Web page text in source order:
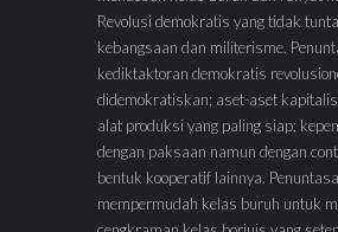
Revolusi demokratis yang tidak
kebangsaan dan militerisme.
kediktaktoran demokratis
didemokratiskan; aset-aset
alat produksi yang paling siap;
dengan paksaan namun dengan
bentuk kooperatif lainnya.
mempermudah kelas buruh untuk